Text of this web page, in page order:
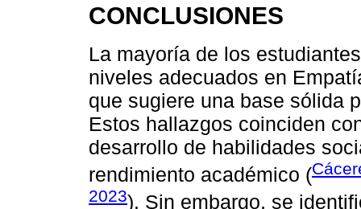
CONCLUSIONES
La mayoría de los
niveles adecuados en
que sugiere una base sólida
Estos hallazgos coinciden
desarrollo de habilidades
rendimiento académico (
2023). Sin embargo, se